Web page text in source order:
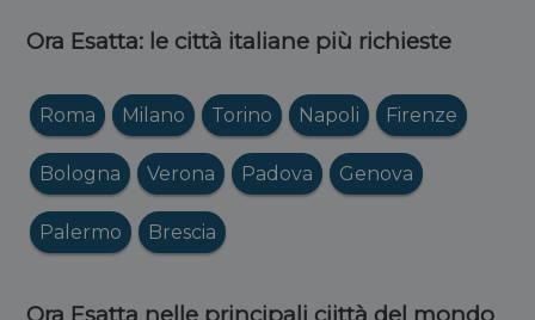
Ora Esatta: le città italiane più richieste
Roma Milano Torino Napoli Firenze
Bologna Verona Padova Genova
Palermo Brescia